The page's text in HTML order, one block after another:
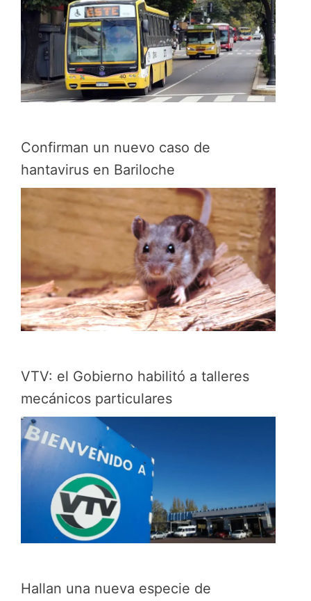
Confirman un nuevo caso de
hantavirus en Bariloche
VTV: el Gobierno habilitó a talleres
mecánicos particulares
Hallan una nueva especie de